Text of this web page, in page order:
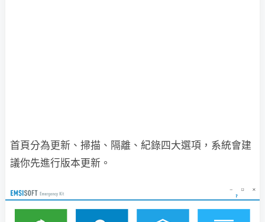
首頁分為更新、掃描、隔離、紀錄四大選項，系統會建
議你先進行版本更新。